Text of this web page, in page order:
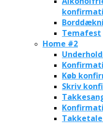
Temafest
Home #2
Køb
Skriv